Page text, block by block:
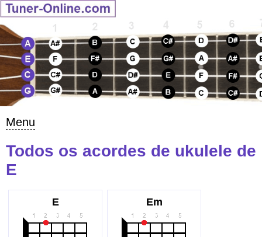
Menu
Todos os acordes de ukulele de
E
E Em